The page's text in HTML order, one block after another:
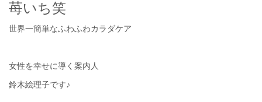
苺いち笑
世界一簡単なふわふわカラダケア
女性を幸せに導く案内人
鈴木絵理子です♪